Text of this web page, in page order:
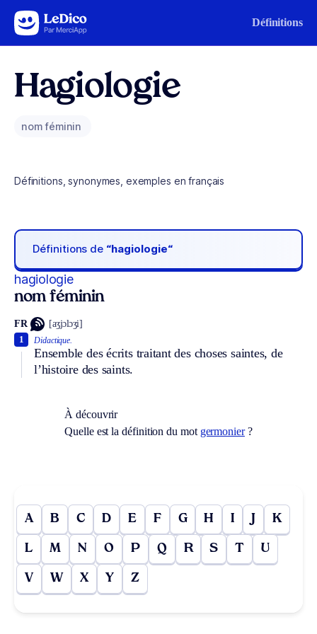
Aller au contenu Définitions
Hagiologie
nom féminin
Définitions, synonymes, exemples en français
Définitions de “hagiologie“
hagiologie
nom féminin
FR [aʒjɔlɔʒi]
Didactique.
Ensemble des écrits traitant des choses saintes, de
l’histoire des saints.
1
À découvrir
Quelle est la définition du mot germonier?
A B C D E F G H I J K
L M N O P Q R S T U
V W X Y Z